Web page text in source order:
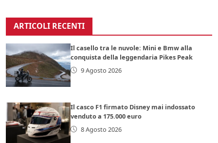
ARTICOLI RECENTI
Il casello tra le nuvole: Mini e Bmw alla
conquista della leggendaria Pikes Peak
9 Agosto 2026
Il casco F1 firmato Disney mai indossato
venduto a 175.000 euro
8 Agosto 2026